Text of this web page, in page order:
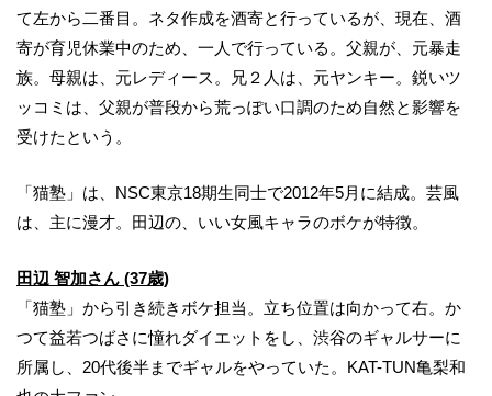
て左から二番目。ネタ作成を酒寄と行っているが、現在、酒
寄が育児休業中のため、一人で行っている。父親が、元暴走
族。母親は、元レディース。兄２人は、元ヤンキー。鋭いツ
ッコミは、父親が普段から荒っぽい口調のため自然と影響を
受けたという。
「猫塾」は、NSC東京18期生同士で2012年5月に結成。芸風
は、主に漫才。田辺の、いい女風キャラのボケが特徴。
田辺 智加さん (37歳)
「猫塾」から引き続きボケ担当。立ち位置は向かって右。か
つて益若つばさに憧れダイエットをし、渋谷のギャルサーに
所属し、20代後半までギャルをやっていた。KAT-TUN亀梨和